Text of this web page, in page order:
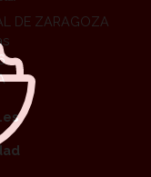
DE ZARAGOZA